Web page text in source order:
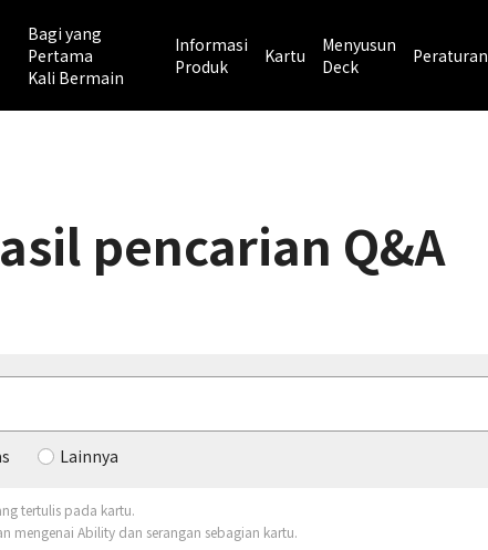
Bagi yang
Pertama
Kali Bermain
Informasi
Produk
Kartu
Menyusun
Deck
Peraturan
pencarian Q&A
Lainnya
tertulis pada kartu.
mengenai Ability dan serangan sebagian kartu.